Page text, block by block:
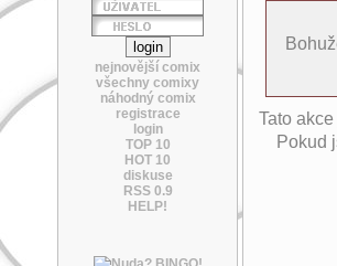
nejnovější comix
všechny comixy
náhodný comix
registrace
login
TOP 10
HOT 10
diskuse
RSS 0.9
HELP!
Tato
Pokud